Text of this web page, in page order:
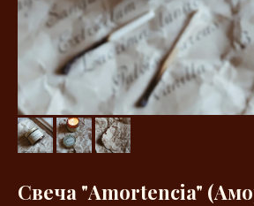
Свеча "Amortencia"